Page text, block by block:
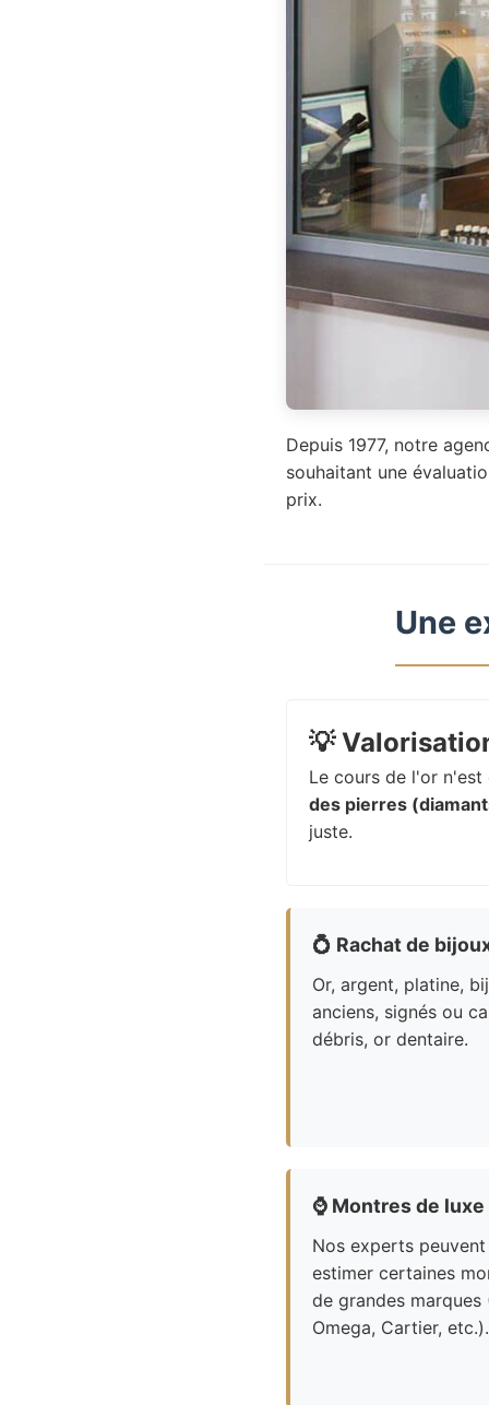
Depuis 1977, notre
souhaitant une
prix.
Une
💡
Le cours de l'or
des pierres
juste.
💍 Rachat de
Or, argent, platine,
anciens, signés ou
débris, or dentaire.
⌚ Montres de luxe
Nos experts peuvent
estimer certaines
de grandes marques
Omega, Cartier, etc.).